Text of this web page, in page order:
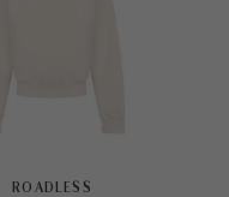
ROADLESS